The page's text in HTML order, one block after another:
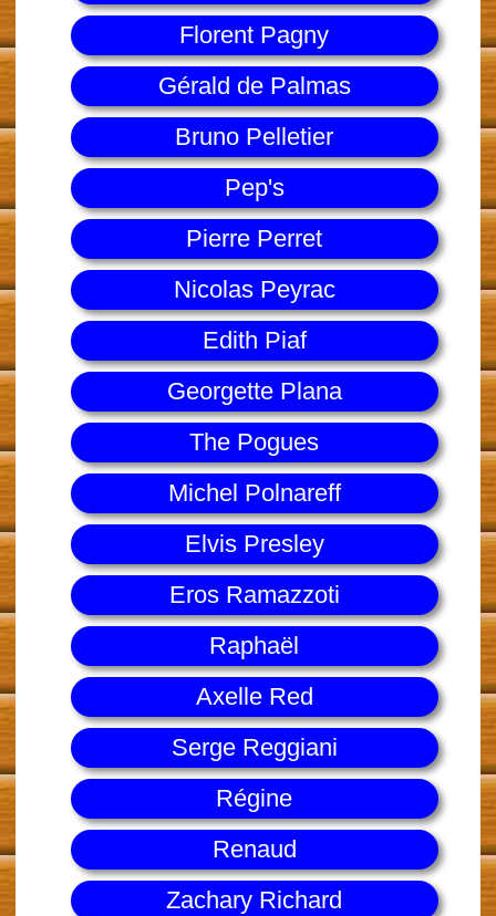
Florent Pagny
Gérald de Palmas
Bruno Pelletier
Pep's
Pierre Perret
Nicolas Peyrac
Edith Piaf
Georgette Plana
The Pogues
Michel Polnareff
Elvis Presley
Eros Ramazzoti
Raphaël
Axelle Red
Serge Reggiani
Régine
Renaud
Zachary Richard